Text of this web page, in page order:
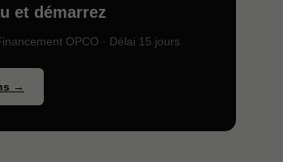
et démarrez
OPCO · Délai 15 jours
→